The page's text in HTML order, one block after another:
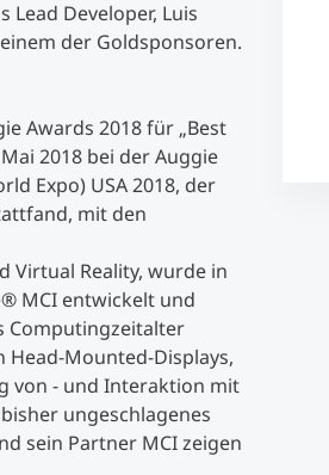
Lead Developer, Luis
der Goldsponsoren.
Awards 2018 für „Best
2018 bei der Auggie
Expo) USA 2018, der
mit den
Virtual Reality, wurde in
MCI entwickelt und
Computingzeitalter
Mounted-Displays,
von - und Interaktion mit
ungeschlagenes
sein Partner MCI zeigen